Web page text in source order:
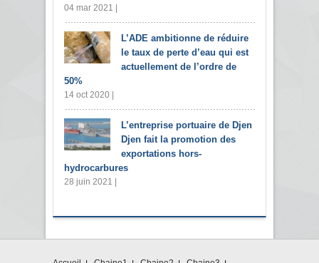
04 mar 2021 |
L’ADE ambitionne de réduire
le taux de perte d’eau qui est
actuellement de l’ordre de
50%
14 oct 2020 |
L’entreprise portuaire de Djen
Djen fait la promotion des
exportations hors-
hydrocarbures
28 juin 2021 |